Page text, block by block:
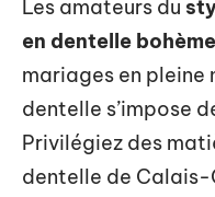
Les amateurs du
en dentelle bohème
mariages en pleine
dentelle s’impose
Privilégiez des
dentelle de